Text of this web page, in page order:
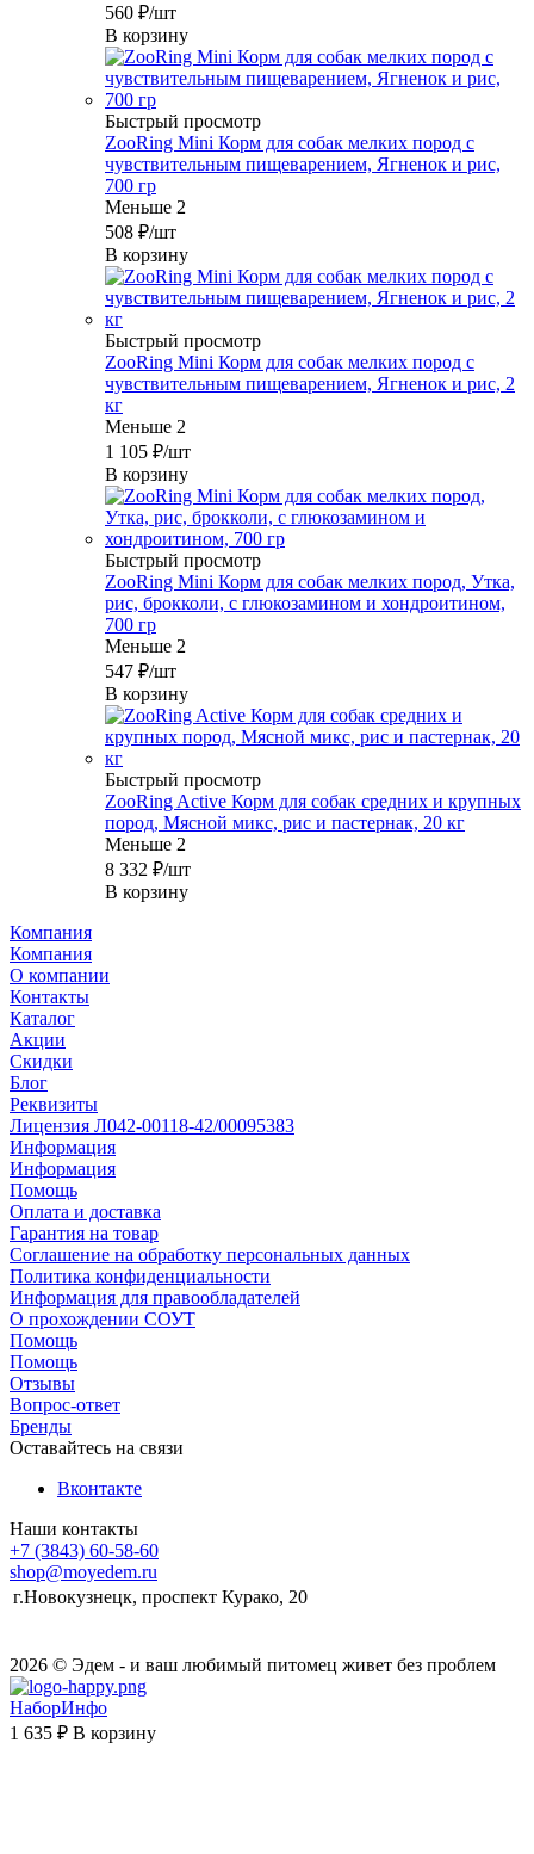
560 ₽/шт
В корзину
Быстрый просмотр
ZooRing Mini Корм для собак мелких пород с
чувствительным пищеварением, Ягненок и рис,
700 гр
Меньше 2
508 ₽/шт
В корзину
Быстрый просмотр
ZooRing Mini Корм для собак мелких пород с
чувствительным пищеварением, Ягненок и рис, 2
кг
Меньше 2
1 105 ₽/шт
В корзину
Быстрый просмотр
ZooRing Mini Корм для собак мелких пород, Утка,
рис, брокколи, с глюкозамином и хондроитином,
700 гр
Меньше 2
547 ₽/шт
В корзину
Быстрый просмотр
ZooRing Active Корм для собак средних и крупных
пород, Мясной микс, рис и пастернак, 20 кг
Меньше 2
8 332 ₽/шт
В корзину
Компания
Компания
О компании
Контакты
Каталог
Акции
Скидки
Блог
Реквизиты
Лицензия Л042-00118-42/00095383
Информация
Информация
Помощь
Оплата и доставка
Гарантия на товар
Соглашение на обработку персональных данных
Политика конфиденциальности
Информация для правообладателей
О прохождении СОУТ
Помощь
Помощь
Отзывы
Вопрос-ответ
Бренды
Оставайтесь на связи
Вконтакте
Наши контакты
+7 (3843) 60-58-60
shop@moyedem.ru
г.Новокузнецк, проспект Курако, 20
2026 © Эдем - и ваш любимый питомец живет без проблем
НаборИнфо
1 635 ₽ В корзину